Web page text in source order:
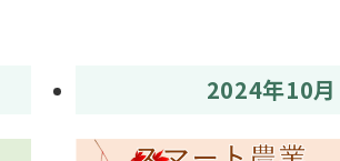
2024年10月